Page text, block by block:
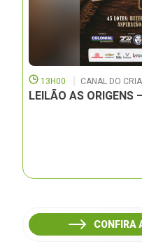
13H00 CANAL DO
LEILÃO AS ORIGENS
CONFIRA